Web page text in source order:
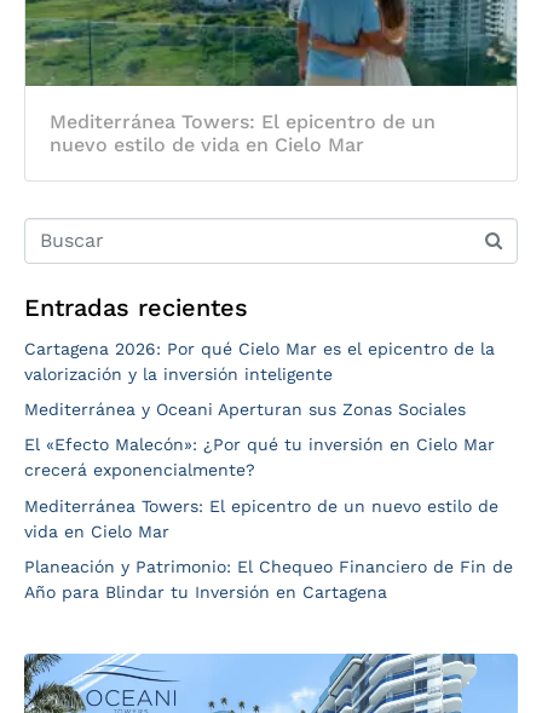
Mediterránea Towers: El epicentro de un
nuevo estilo de vida en Cielo Mar
Entradas recientes
Cartagena 2026: Por qué Cielo Mar es el epicentro de la
valorización y la inversión inteligente
Mediterránea y Oceani Aperturan sus Zonas Sociales
El «Efecto Malecón»: ¿Por qué tu inversión en Cielo Mar
crecerá exponencialmente?
Mediterránea Towers: El epicentro de un nuevo estilo de
vida en Cielo Mar
Planeación y Patrimonio: El Chequeo Financiero de Fin de
Año para Blindar tu Inversión en Cartagena